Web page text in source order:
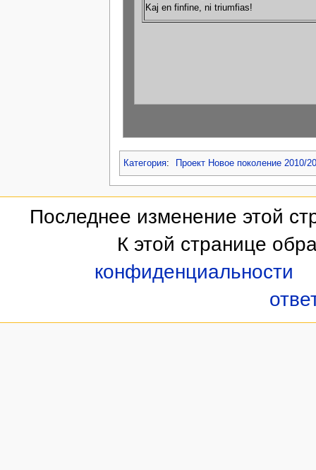
Kaj en finfine, ni triumfias!
Категория: Проект Новое поколение 2010/
Последнее изменение этой
К этой странице
конфиденциальности